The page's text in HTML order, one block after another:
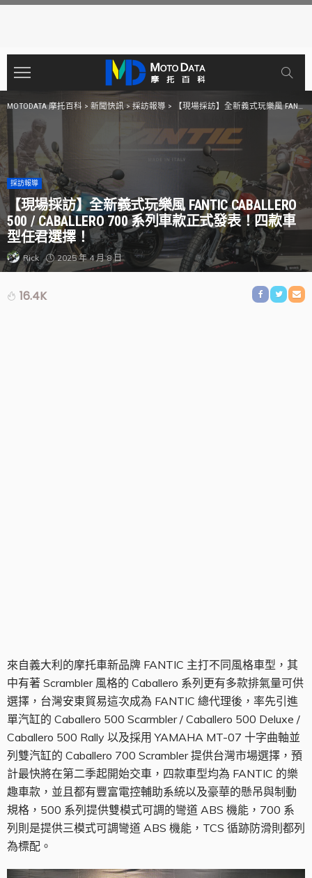
MOTODATA 摩托百科 > 新聞快訊> 採訪報導 > 【現場採訪】全新義式玩樂風 FANTIC Caballero 500 / Caballero 700 系列車款正式發表！四款車型任君選擇！
採訪報導
【現場採訪】全新義式玩樂風 FANTIC CABALLERO
500 / CABALLERO 700 系列車款正式發表！四款車
型任君選擇！
Rick 2025 年 4 月 8 日
16.4K
來自義大利的摩托車新品牌 FANTIC 主打不同風格車型，其
中有著 Scrambler 風格的 Caballero 系列更有多款排氣量可供
選擇，台灣安東貿易這次成為 FANTIC 總代理後，率先引進
單汽缸的 Caballero 500 Scarmbler / Caballero 500 Deluxe /
Caballero 500 Rally 以及採用 YAMAHA MT-07 十字曲軸並
列雙汽缸的 Caballero 700 Scrambler 提供台灣市場選擇，預
計最快將在第二季起開始交車，四款車型均為 FANTIC 的樂
趣車款，並且都有豐富電控輔助系統以及豪華的懸吊與制動
規格，500 系列提供雙模式可調的彎道 ABS 機能，700 系
列則是提供三模式可調彎道 ABS 機能，TCS 循跡防滑則都列
為標配。